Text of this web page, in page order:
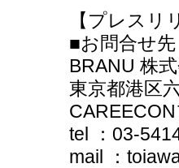
【プレスリ
■お問合せ先
BRANU 株
東京都港区
tel ：03-
mail ：